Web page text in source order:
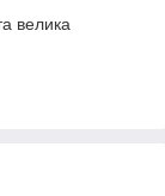
велика